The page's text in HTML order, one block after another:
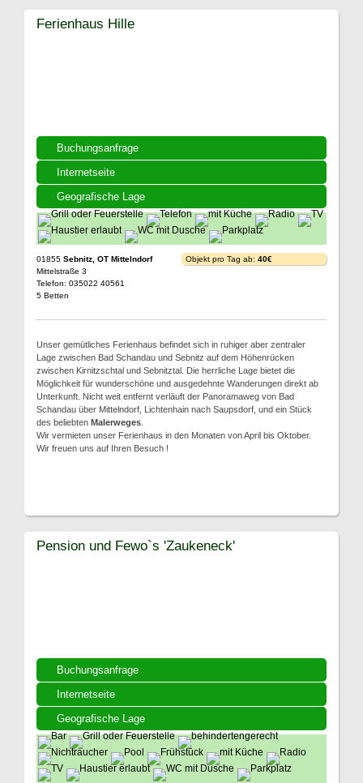
Buchungsanfrage
Internetseite
Geografische Lage
Ferienhaus Hille
01855 Sebnitz, OT Mittelndorf
Mittelstraße 3
Telefon: 035022 40561
5 Betten
Objekt pro Tag ab: 40€
Unser gemütliches Ferienhaus befindet sich in ruhiger aber zentraler
Lage zwischen Bad Schandau und Sebnitz auf dem Höhenrücken
zwischen Kirnitzschtal und Sebnitztal. Die herrliche Lage bietet die
Möglichkeit für wunderschöne und ausgedehnte Wanderungen direkt ab
Unterkunft. Nicht weit entfernt verläuft der Panoramaweg von Bad
Schandau über Mittelndorf, Lichtenhain nach Saupsdorf, und ein Stück
des beliebten Malerweges
Wir vermieten unser Ferienhaus in den Monaten von April bis Oktober.
Wir freuen uns auf Ihren Besuch !
Buchungsanfrage
Internetseite
Geografische Lage
Pension und Fewo`s 'Zaukeneck'